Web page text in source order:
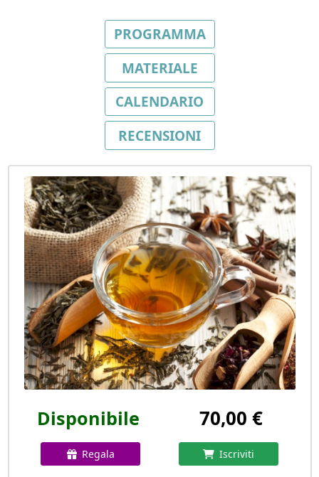
PROGRAMMA
MATERIALE
CALENDARIO
RECENSIONI
Disponibile 70,00 €
Regala Iscriviti